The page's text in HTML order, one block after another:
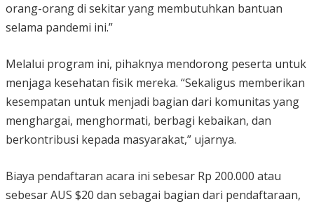
orang-orang di sekitar yang membutuhkan bantuan
selama pandemi ini.”
Melalui program ini, pihaknya mendorong peserta untuk
menjaga kesehatan fisik mereka. “Sekaligus memberikan
kesempatan untuk menjadi bagian dari komunitas yang
menghargai, menghormati, berbagi kebaikan, dan
berkontribusi kepada masyarakat,” ujarnya.
Biaya pendaftaran acara ini sebesar Rp 200.000 atau
sebesar AUS $20 dan sebagai bagian dari pendaftaraan,